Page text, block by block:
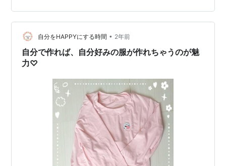
の前あわせなどの裏や、「身頃」のえりやそでぐりな
ど、直接布の端が表に見…
自分をHAPPYにする時間 • 2年前
自分で作れば、自分好みの服が作れちゃうのが魅
力♡